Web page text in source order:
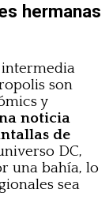
hermanas
son
y
noticia
de
DC,
una bahía, lo
sea